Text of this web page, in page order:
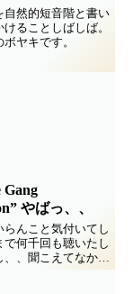
自然的短音階と書い
ることしばしば。
ヤキです。
Gang
やばっ、、
らんこと気付いてし
で何千回も聴いたし
、聞こえてなかっ
曲、、 鍵盤はエレ
てたのに、、いかに